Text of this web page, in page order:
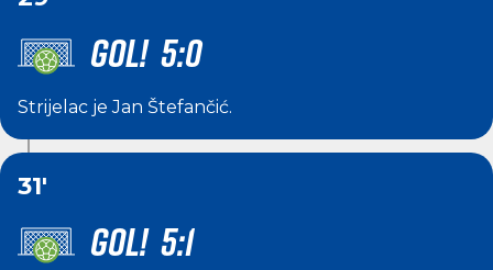
GOL! 5:0
Strijelac jeJan Štefančić.
31'
GOL! 5:1